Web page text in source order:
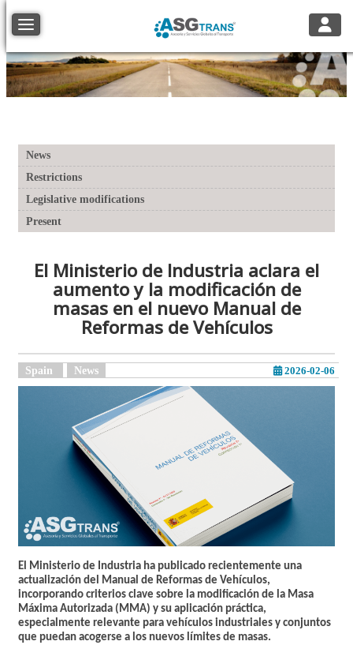
Toggle navigation
News
Restrictions
Legislative modifications
Present
El Ministerio de Industria aclara el
aumento y la modificación de
masas en el nuevo Manual de
Reformas de Vehículos
Spain News 2026-02-06
El Ministerio de Industria ha publicado recientemente una
actualización del Manual de Reformas de Vehículos,
incorporando criterios clave sobre la modificación de la Masa
Máxima Autorizada (MMA) y su aplicación práctica,
especialmente relevante para vehículos industriales y conjuntos
que puedan acogerse a los nuevos límites de masas.